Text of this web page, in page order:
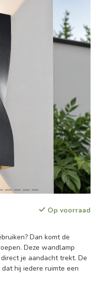
Op voorraad
Dan komt de
Deze wandlamp
je aandacht trekt. De
hij iedere ruimte een